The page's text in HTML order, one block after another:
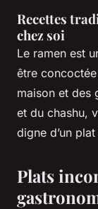
Recettes
chez soi
Le ramen est
être
maison et des
et du chashu,
digne d’un
Plats